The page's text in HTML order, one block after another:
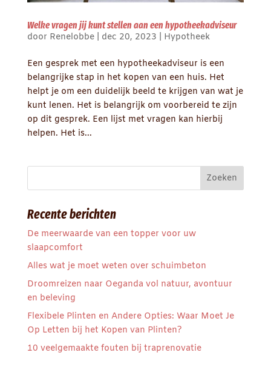
Welke vragen jij kunt stellen aan een hypotheekadviseur
door Renelobbe| dec 20, 2023 Hypotheek
Een gesprek met een hypotheekadviseur is een
belangrijke stap in het kopen van een huis. Het
helpt je om een duidelijk beeld te krijgen van wat je
kunt lenen. Het is belangrijk om voorbereid te zijn
op dit gesprek. Een lijst met vragen kan hierbij
helpen. Het is...
Recente berichten
De meerwaarde van een topper voor uw
slaapcomfort
Alles wat je moet weten over schuimbeton
Droomreizen naar Oeganda vol natuur, avontuur
en beleving
Flexibele Plinten en Andere Opties: Waar Moet Je
Op Letten bij het Kopen van Plinten?
10 veelgemaakte fouten bij traprenovatie